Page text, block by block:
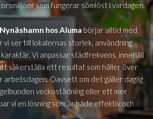
som fungerar sömlöst i vardagen.
Nynäshamn hos Aluma börjar alltid med
vi ser till lokalernas storlek, användning
Vi anpassar städfrekvens, innehåll
säkerställa ett resultat som håller över
arbetsdagen. Oavsett om det gäller daglig
veckostädning eller ett mer
vi en lösning som är både effektiv och